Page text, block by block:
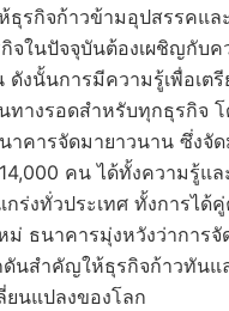
ธุรกิจก้าวข้ามอุปสรรคแล
จในปัจจุบันต้องเผชิญกับ
งนั้นการมีความรู้เพื่อเต
ทางรอดสำหรับทุกธุรกิจ โ
าคารจัดมายาวนาน ซึ่งจั
คน ได้ทั้งความรู้แ
กร่งทั่วประเทศ ทั้งการได้
ม่ ธนาคารมุ่งหวังว่าการ
ดันสำคัญให้ธุรกิจก้าวทันแ
ยนแปลงของโลก